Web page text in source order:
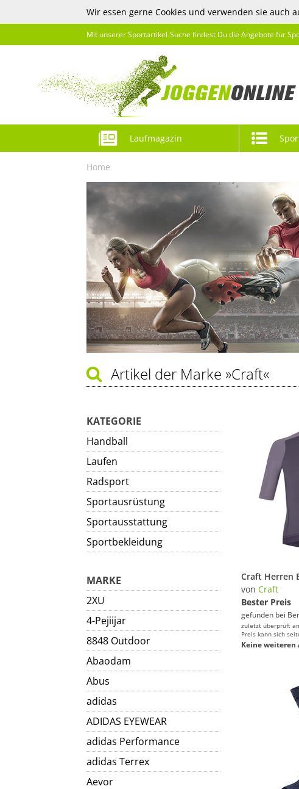
Wir essen gerne Cookies und verwenden sie auch
Mit unserer Sportartikel-Suche findest Du die Angebote für
Laufmagazin
Home
Artikel der Marke »Craft«
KATEGORIE
Handball
Laufen
Radsport
Sportausrüstung
Sportausstattung
Sportbekleidung
MARKE
2XU
4-Pejiijar
8848 Outdoor
Abaodam
Abus
adidas
ADIDAS EYEWEAR
adidas Performance
adidas Terrex
Aevor
von Craft
Bester Preis
gefunden bei
zuletzt überprüft
Preis kann sich
Keine weiteren